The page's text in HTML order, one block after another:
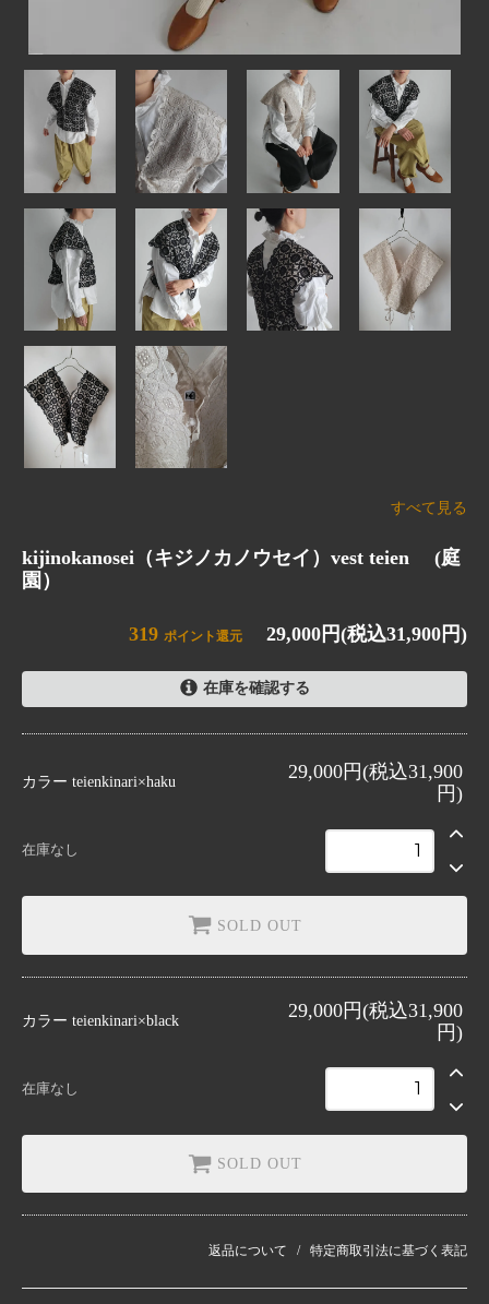
すべて見る
kijinokanosei（キジノカノウセイ）vest teien (庭
園）
319 ポイント還元 29,000円(税込31,900円)
在庫を確認する
SOLD OUT
カラー teienkinari×haku
29,000円(税込31,900
円)
在庫なし
SOLD OUT
カラー teienkinari×black
29,000円(税込31,900
円)
在庫なし
SOLD OUT
返品について 特定商取引法に基づく表記